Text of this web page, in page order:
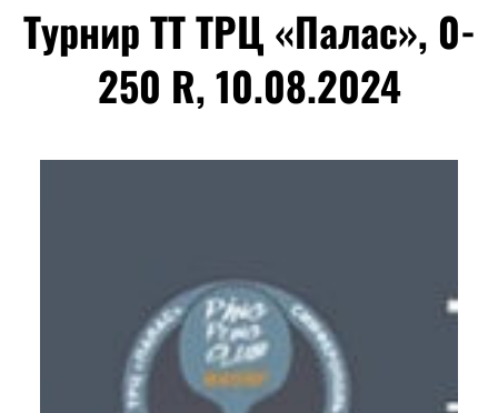
Турнир ТТ ТРЦ «Палас», 0-
250 R, 10.08.2024